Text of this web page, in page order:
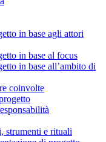
in base agli attori
in base al focus
in base all’ambito di
coinvolte
strumenti e rituali